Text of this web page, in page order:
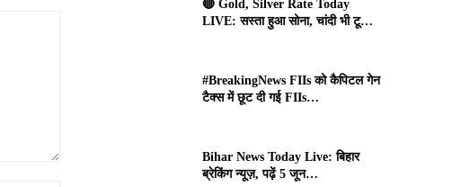
🔴 Gold, Silver Rate Today
LIVE: सस्ता हुआ सोना, चांदी भी टू…
#BreakingNews FIIs को कैपिटल गेन
टैक्स में छूट दी गई FIIs…
Bihar News Today Live: बिहार
ब्रेकिंग न्यूज़, पढ़ें 5 जून…